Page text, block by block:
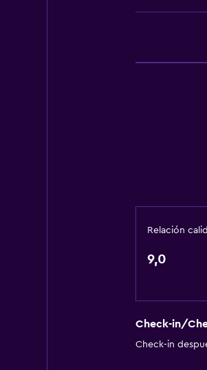
General
Aire libre
Terraza
Área de
Jardín
Relación
9,0
Check-in/
Check-in